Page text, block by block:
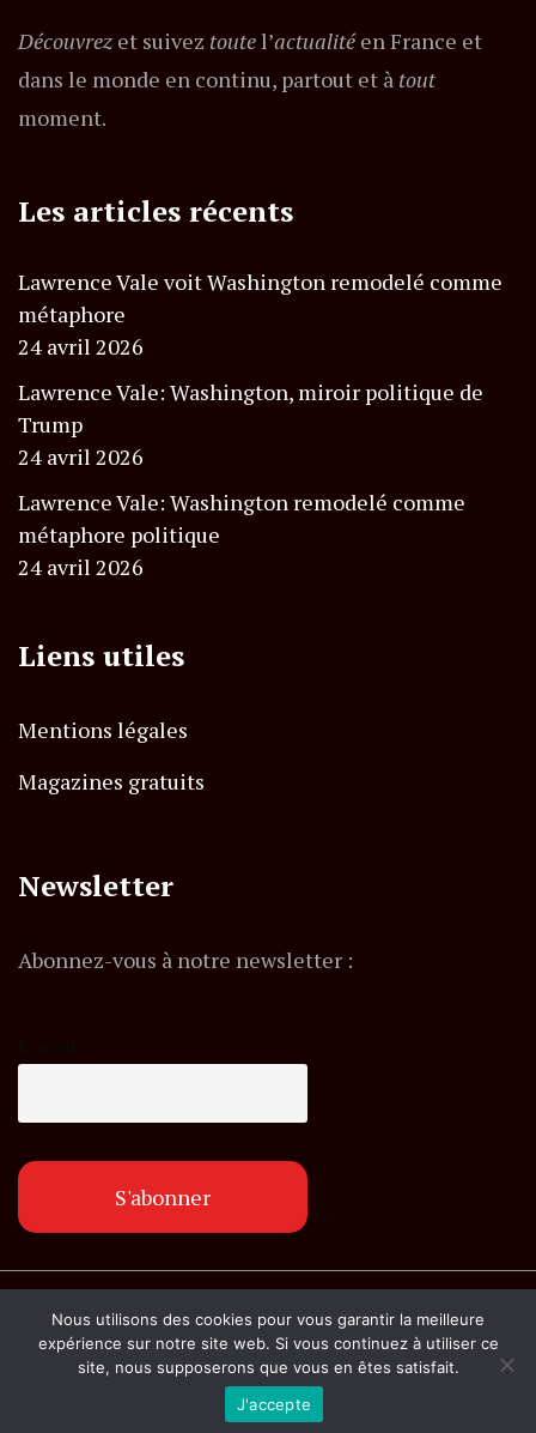
Découvrez et suivez toutel’actualitéen France et
dans le monde en continu, partout et à tout
moment.
Les articles récents
Lawrence Vale voit Washington remodelé comme
métaphore
24 avril 2026
Lawrence Vale: Washington, miroir politique de
Trump
24 avril 2026
Lawrence Vale: Washington remodelé comme
métaphore politique
24 avril 2026
Liens utiles
Mentions légales
Magazines gratuits
Newsletter
Abonnez-vous à notre newsletter :
© Copyright lemagazineinfo.fr. Tous droits
réservés.
Nous utilisons des cookies pour vous garantir la meilleure
expérience sur notre site web. Si vous continuez à utiliser ce
site, nous supposerons que vous en êtes satisfait.
J'accepte